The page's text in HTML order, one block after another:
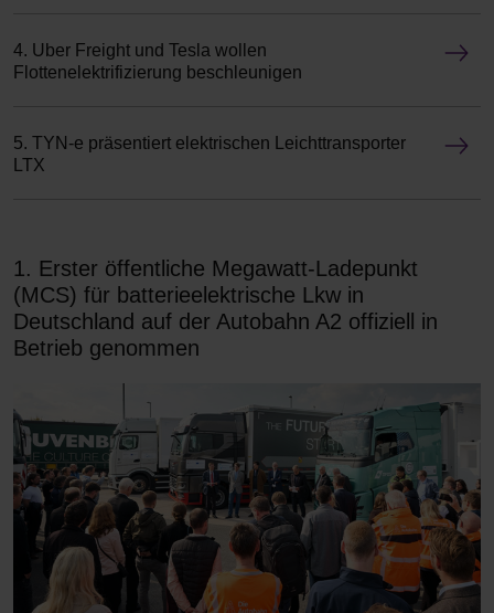
4. Uber Freight und Tesla wollen
Flottenelektrifizierung beschleunigen
5. TYN-e präsentiert elektrischen Leichttransporter
LTX
1. Erster öffentliche Megawatt-Ladepunkt
(MCS) für batterieelektrische Lkw in
Deutschland auf der Autobahn A2 offiziell in
Betrieb genommen